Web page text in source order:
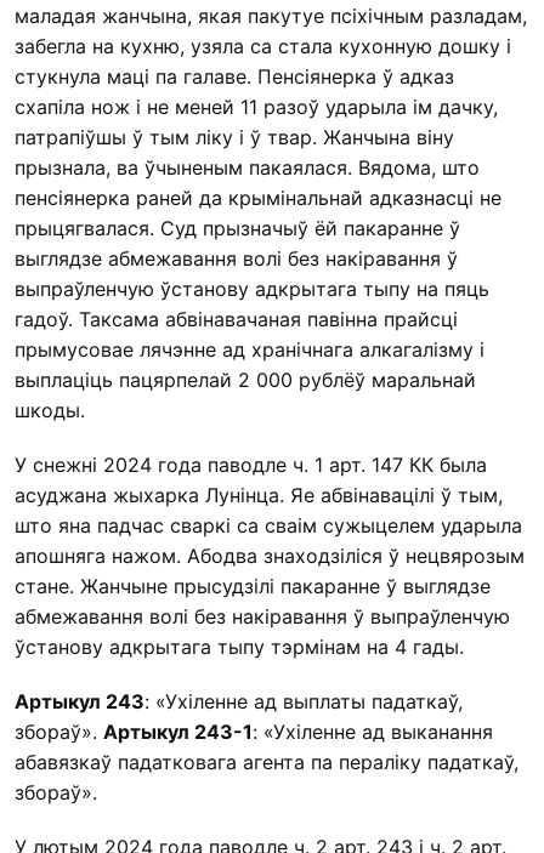
маладая жанчына, якая пакутуе псіхічным разладам,
забегла на кухню, узяла са стала кухонную дошку і
стукнула маці па галаве. Пенсіянерка ў адказ
схапіла нож і не меней 11 разоў ударыла ім дачку,
патрапіўшы ў тым ліку і ў твар. Жанчына віну
прызнала, ва ўчыненым пакаялася. Вядома, што
пенсіянерка раней да крымінальнай адказнасці не
прыцягвалася. Суд прызначыў ёй пакаранне ў
выглядзе абмежавання волі без накіравання ў
выпраўленчую ўстанову адкрытага тыпу на пяць
гадоў. Таксама абвінавачаная павінна прайсці
прымусовае лячэнне ад хранічнага алкагалізму і
выплаціць пацярпелай 2 000 рублёў маральнай
шкоды.
У снежні 2024 года паводле ч. 1 арт. 147 КК была
асуджана жыхарка Лунінца. Яе абвінавацілі ў тым,
што яна падчас сваркі са сваім сужыцелем ударыла
апошняга нажом. Абодва знаходзіліся ў нецвярозым
стане. Жанчыне прысудзілі пакаранне ў выглядзе
абмежавання волі без накіравання ў выпраўленчую
ўстанову адкрытага тыпу тэрмінам на 4 гады.
Артыкул 243: «Ухіленне ад выплаты падаткаў,
збораў». Артыкул 243-1: «Ухіленне ад выканання
абавязкаў падатковага агента па пераліку падаткаў,
збораў».
У лютым 2024 года паводле ч. 2 арт. 243 і ч. 2 арт.